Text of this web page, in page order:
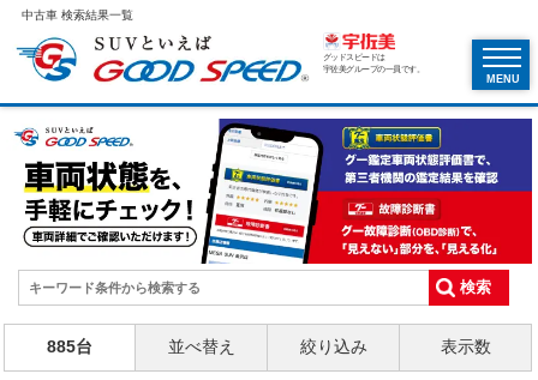
中古車 検索結果一覧
グッドスピードは
宇佐美グループの一員です。
MENU
885台 並べ替え 絞り込み 表示数